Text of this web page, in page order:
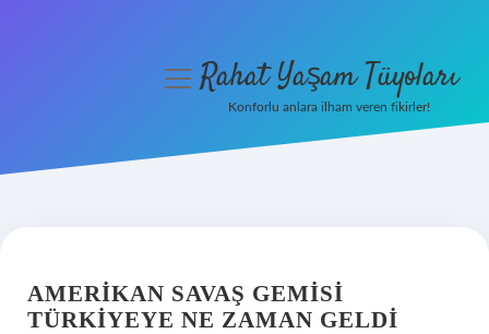
Hakkımızda
menüyüRahat Yaşam Tüyoları
Konforlu anlara ilham veren fikirler!
AMERIKAN SAVAŞ GEMISI
TÜRKIYEYE NE ZAMAN GELDI